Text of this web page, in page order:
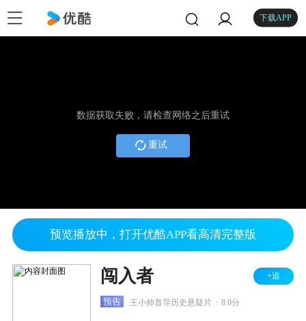
下载APP
数据获取失败，请检查网络之后重试
重试
预览播放中，打开优酷APP看高清完整版
闯入者 +追
预告 王小帅首导历史悬疑片 8.0分